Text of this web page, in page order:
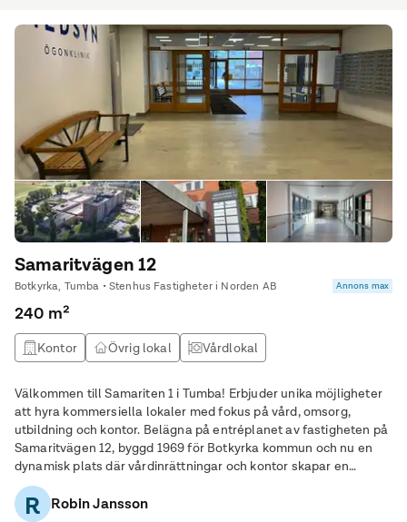
Samaritvägen 12
Botkyrka, Tumba • Stenhus Fastigheter i Norden AB Annons max
240 m²
Kontor Övrig lokal Vårdlokal
Välkommen till Samariten 1 i Tumba! Erbjuder unika möjligheter
att hyra kommersiella lokaler med fokus på vård, omsorg,
utbildning och kontor. Belägna på entréplanet av fastigheten på
Samaritvägen 12, byggd 1969 för Botkyrka kommun och nu en
dynamisk plats där vårdinrättningar och kontor skapar en
levande verksamhet. Lokalbeskrivning: Lokalen, med en yta om
240 kvm, är anpassad för kontor,
R Robin Jansson